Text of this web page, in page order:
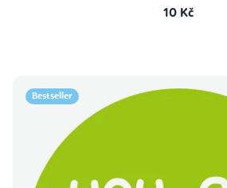
10 Kč
Bestseller